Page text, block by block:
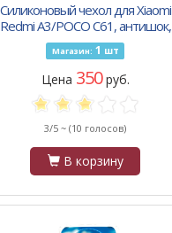
Силиконовый чехол для Xiaomi
Redmi A3/POCO C61, антишок,
принт, boss mode on
Магазин: 1 шт
Цена 350руб.
3/5 ~ (10 голосов)
В корзину